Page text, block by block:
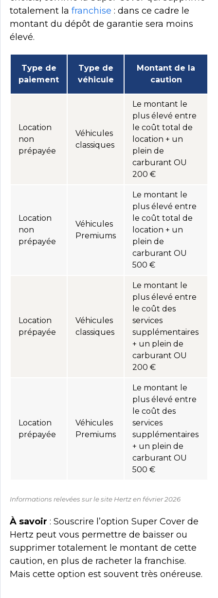
totalement la franchise : dans ce cadre le
montant du dépôt de garantie sera moins
élevé.
Type de
paiement
Type de
véhicule
Montant de la
caution
Location
non
prépayée
Véhicules
classiques
Le montant le
plus élevé entre
le coût total de
location + un
plein de
carburant OU
200 €
Location
non
prépayée
Véhicules
Premiums
Le montant le
plus élevé entre
le coût total de
location + un
plein de
carburant OU
500 €
Location
prépayée
Véhicules
classiques
Le montant le
plus élevé entre
le coût des
services
supplémentaires
+ un plein de
carburant OU
200 €
Location
prépayée
Véhicules
Premiums
Le montant le
plus élevé entre
le coût des
services
supplémentaires
+ un plein de
carburant OU
500 €
Informations relevées sur le site Hertz en février 2026
À savoir : Souscrire l’option Super Cover de
Hertz peut vous permettre de baisser ou
supprimer totalement le montant de cette
caution, en plus de racheter la franchise.
Mais cette option est souvent très onéreuse.